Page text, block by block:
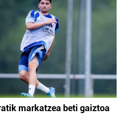
markatzea beti gaiztoa